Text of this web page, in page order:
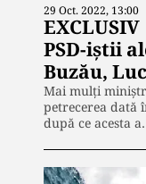
29 Oct. 2022, 13:00
PSD-iștii
Buzău,
Mai mulți
petrecerea dată
după ce acesta